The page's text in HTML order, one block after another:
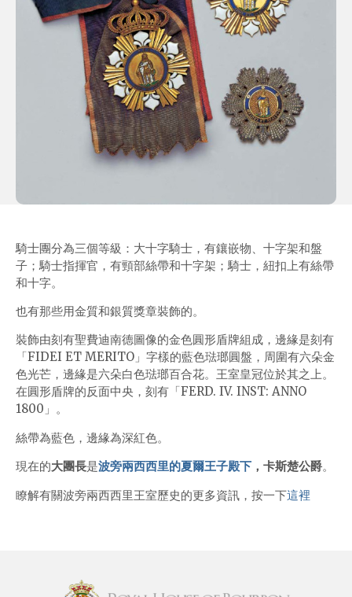
騎士團分為三個等級：大十字騎士，有鑲嵌物、十字架和盤
子；騎士指揮官，有頸部絲帶和十字架；騎士，紐扣上有絲帶
和十字。
也有那些用金質和銀質獎章裝飾的。
裝飾由刻有聖費迪南德圖像的金色圓形盾牌組成，邊緣是刻有
「FIDEI ET MERITO」字樣的藍色琺瑯圓盤，周圍有六朵金
色光芒，邊緣是六朵白色琺瑯百合花。王室皇冠位於其之上。
在圓形盾牌的反面中央，刻有「FERD. IV. INST: ANNO
1800」。
絲帶為藍色，邊緣為深紅色。
現在的大團長是波旁兩西西里的夏爾王子殿下 ，卡斯楚公爵。
瞭解有關波旁兩西西里王室歷史的更多資訊，按一下這裡